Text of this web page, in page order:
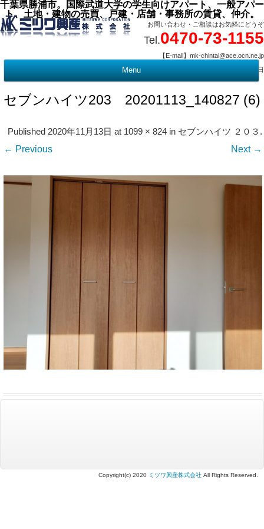
千葉県勝浦市。国際武道大学の学生向けアパート、一般アパー
ト、土地・建物の売買、戸建・店舗・事務所の賃貸、仲介。
お問い合わせ・ご相談はお気軽にどうぞ
Tel.0470-73-1155
【E-mail】mk-chintai@ace.ocn.ne.jp
【営業時間】09:00 ～ 17:15 【定 休 日】水曜・祭日
Menu
セブンハイツ203 20201113_140827 (6)
Published2020年11月13日 at 1099 × 824 in セブンハイツ ２０３ .
← Previous Next →
Copyright(c) 2020 ミツワ興産株式会社 All Rights Reserved.